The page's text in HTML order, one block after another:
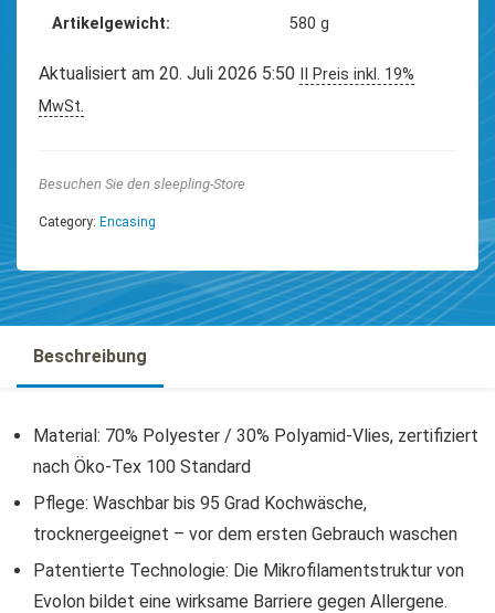
Artikelgewicht
‎580 g
Aktualisiert am 20. Juli 2026 5:50
II Preis inkl. 19%
MwSt.
Besuchen Sie den sleepling-Store
Category: Encasing
Beschreibung
Material: 70% Polyester / 30% Polyamid-Vlies, zertifiziert
nach Öko-Tex 100 Standard
Pflege: Waschbar bis 95 Grad Kochwäsche,
trocknergeeignet – vor dem ersten Gebrauch waschen
Patentierte Technologie: Die Mikrofilamentstruktur von
Evolon bildet eine wirksame Barriere gegen Allergene.